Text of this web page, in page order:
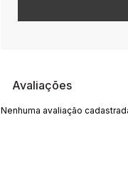
Avaliações
Nenhuma avaliação